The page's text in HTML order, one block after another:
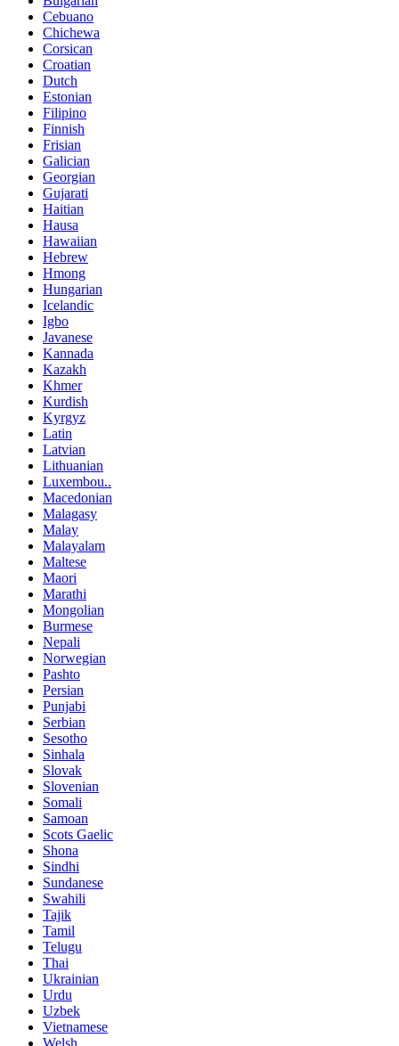
Cebuano
Chichewa
Corsican
Croatian
Dutch
Estonian
Filipino
Finnish
Frisian
Galician
Georgian
Gujarati
Haitian
Hausa
Hawaiian
Hebrew
Hmong
Hungarian
Icelandic
Igbo
Javanese
Kannada
Kazakh
Khmer
Kurdish
Kyrgyz
Latin
Latvian
Lithuanian
Luxembou..
Macedonian
Malagasy
Malay
Malayalam
Maltese
Maori
Marathi
Mongolian
Burmese
Nepali
Norwegian
Pashto
Persian
Punjabi
Serbian
Sesotho
Sinhala
Slovak
Slovenian
Somali
Samoan
Scots Gaelic
Shona
Sindhi
Sundanese
Swahili
Tajik
Tamil
Telugu
Thai
Ukrainian
Urdu
Uzbek
Vietnamese
Welsh